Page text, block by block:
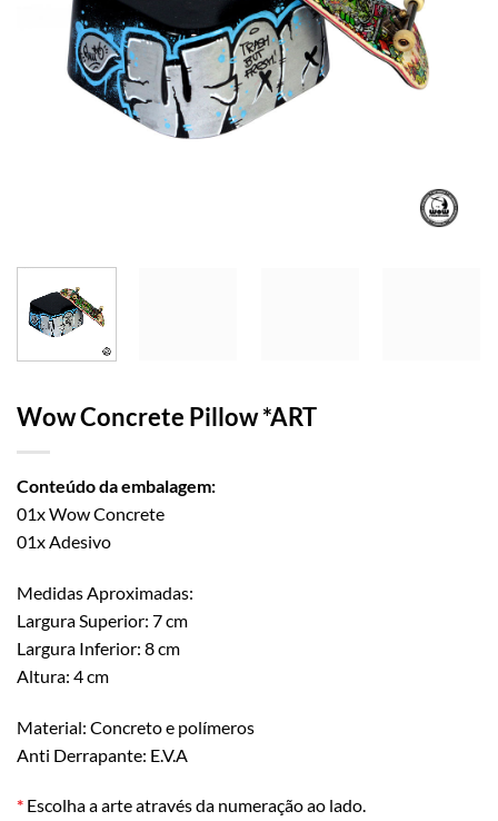
Wow Concrete Pillow *ART
Conteúdo da embalagem:
01x Wow Concrete
01x Adesivo
Medidas Aproximadas:
Largura Superior: 7 cm
Largura Inferior: 8 cm
Altura: 4 cm
Material: Concreto e polímeros
Anti Derrapante: E.V.A
* Escolha a arte através da numeração ao lado.